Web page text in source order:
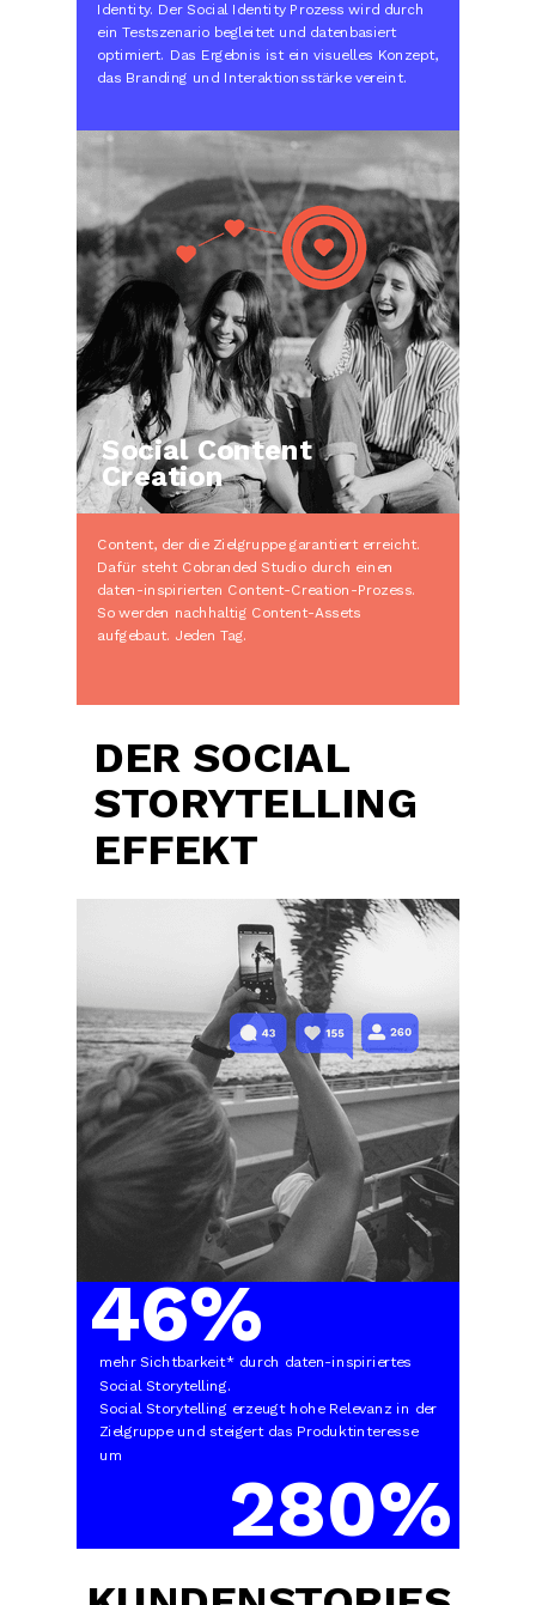
Identity. Der Social Identity Prozess wird durch
ein Testszenario begleitet und datenbasiert
optimiert. Das Ergebnis ist ein visuelles Konzept,
das Branding und Interaktionsstärke vereint.
Social Content
Creation
Content, der die Zielgruppe garantiert erreicht.
Dafür steht Cobranded Studio durch einen
daten-inspirierten Content-Creation-Prozess.
So werden nachhaltig Content-Assets
aufgebaut. Jeden Tag.
DER SOCIAL
STORYTELLING
EFFEKT
mehr Sichtbarkeit* durch daten-inspiriertes
Social Storytelling.
Social Storytelling erzeugt hohe Relevanz in der
Zielgruppe und steigert das Produktinteresse
um
46%
280%